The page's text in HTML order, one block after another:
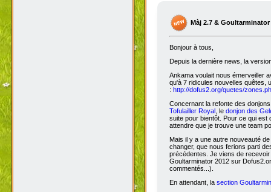
Màj 2.7 & Goultarminator
Bonjour à tous,
Depuis la dernière news, la
Ankama voulait nous émerveiller
qu'à 7 ridicules nouvelles quêtes,
: http://dofus2.org/quetes/
Concernant la refonte des
Tofulailler Royal , le donjon des
suite pour bientôt. Pour ce qui est
attendre que je trouve une team
Mais il y a une autre nouveauté
changer, que nous ferions parti
précédentes. Je viens de
Goultarminator 2012 sur
commentés...).
En attendant, la section